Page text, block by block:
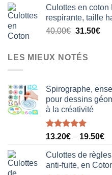
initial
était :
18.50€.
est
Culottes en coton
respirante, taille
40.00€ Le
initial
était :
31.50€Le
LES MIEUX NOTÉS
Spirographe,
pour dessins
à la créativité
Note5.00
13.20€ – 19.50€
Culottes de
anti-fuite, en